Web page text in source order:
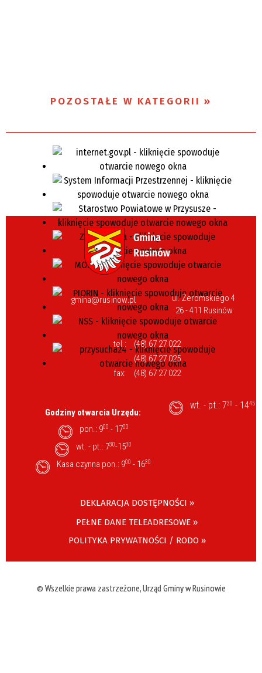
POZOSTAŁE W KATEGORII
gmina@rusinow.pl
ul. Żeromskiego 4
26 - 411 Rusinów
tel.:
(48) 67 27 022
(48) 67 27 025
fax:
(48) 67 27 022
Godziny otwarcia Urzędu:
pon.: 900 - 1700
wt. - pt.: 730-1530
Kasa czynna pon.: 900 - 1630
wt. - pt.: 730 - 1445
DEKLARACJA DOSTĘPNOŚCI »
PEŁNE DANE TELEADRESOWE »
POLITYKA PRYWATNOŚCI / RODO »
© Wszelkie prawa zastrzeżone, Urząd Gminy w Rusinowie